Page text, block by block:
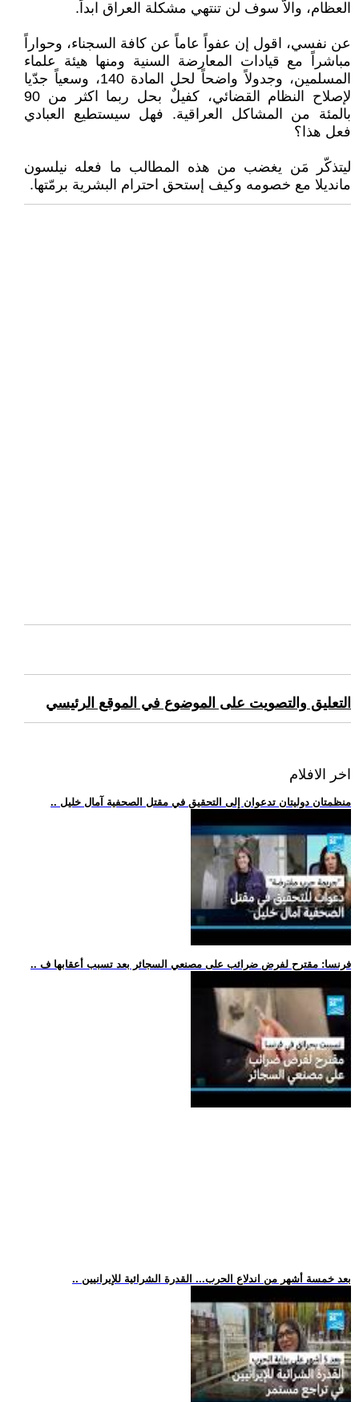
العظام، والاّ سوف لن تنتهي مشكلة العراق ابداً.
عن نفسي، اقول إن عفواً عاماً عن كافة السجناء، وحواراً
مباشراً مع قيادات المعارضة السنية ومنها هيئة علماء
المسلمين، وجدولاً واضحاً لحل المادة 140، وسعياً جدّيا
لإصلاح النظام القضائي، كفيلٌ بحل ربما اكثر من 90
بالمئة من المشاكل العراقية. فهل سيستطيع العبادي
فعل هذا؟
ليتذكّر مَن يغضب من هذه المطالب ما فعله نيلسون
مانديلا مع خصومه وكيف إستحق احترام البشرية برمّتها.
التعليق والتصويت على الموضوع في الموقع الرئيسي
اخر الافلام
.. منظمتان دوليتان تدعوان إلى التحقيق في مقتل الصحفية آمال خليل
.. فرنسا: مقترح لفرض ضرائب على مصنعي السجائر بعد تسبب أعقابها ف
.. بعد خمسة أشهر من اندلاع الحرب... القدرة الشرائية للإيرانيين